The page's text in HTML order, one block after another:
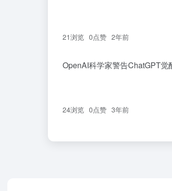
21浏览 0点赞 2年前
OpenAI科学家警告ChatGPT
24浏览 0点赞 3年前